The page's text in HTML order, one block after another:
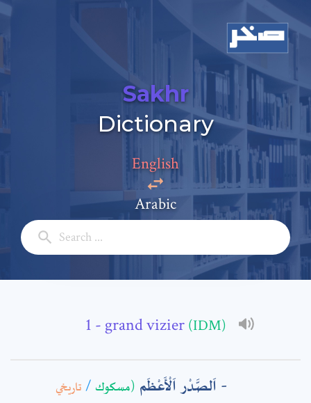
Sakhr
Dictionary
English
Arabic
- grand vizier (IDM)
اَلصَّدْر اَلْأَعْظَم (مسكوك / تاريخي
Add a comment
Full Name: *